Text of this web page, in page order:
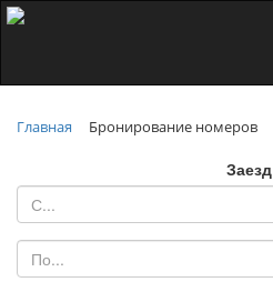
Главная Бронирование номеров
Заезд